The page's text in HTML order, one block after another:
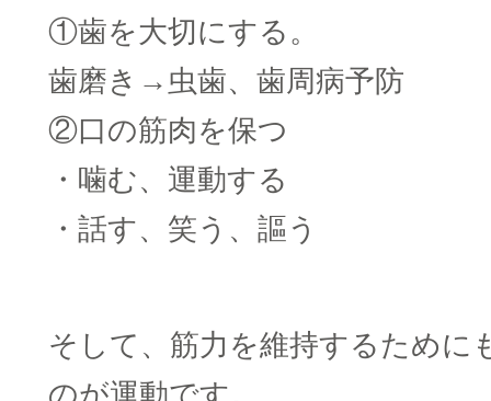
①歯を大切にする。
歯磨き→虫歯、歯周病予防
②口の筋肉を保つ
・噛む、運動する
・話す、笑う、謳う
そして、筋力を維持するために
のが運動です。